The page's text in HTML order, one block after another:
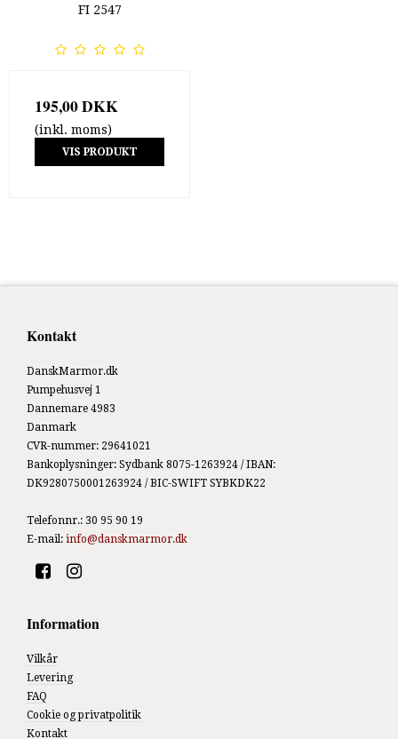
FI 2547
195,00 DKK
(inkl. moms)
VIS PRODUKT
Kontakt
DanskMarmor.dk
Pumpehusvej 1
Dannemare 4983
Danmark
CVR-nummer: 29641021
Bankoplysninger: Sydbank 8075-1263924 / IBAN:
DK9280750001263924 / BIC-SWIFT SYBKDK22
Telefonnr.: 30 95 90 19
E-mail: info@danskmarmor.dk
Information
Vilkår
Levering
FAQ
Cookie og privatpolitik
Kontakt